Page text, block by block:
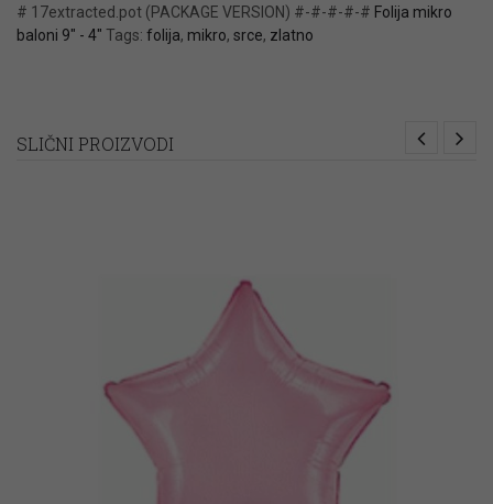
# 17extracted.pot (PACKAGE VERSION) #-#-#-#-# Folija mikro
baloni 9" - 4" Tags: folija, mikro, srce, zlatno
SLIČNI PROIZVODI